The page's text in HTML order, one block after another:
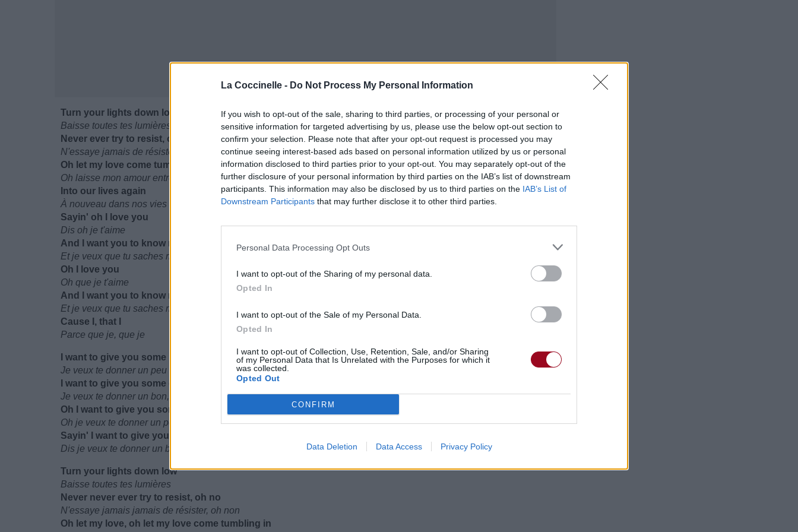
La Coccinelle - Do Not Process My Personal Information
If you wish to opt-out of the sale, sharing to third parties, or processing of your personal or
sensitive information for targeted advertising by us, please use the below opt-out section to
confirm your selection. Please note that after your opt-out request is processed you may
continue seeing interest-based ads based on personal information utilized by us or personal
information disclosed to third parties prior to your opt-out. You may separately opt-out of the
further disclosure of your personal information by third parties on the IAB’s list of downstream
participants. This information may also be disclosed by us to third parties on the IAB’s List of
Downstream Participants that may further disclose it to other third parties.
Personal Data Processing Opt Outs
I want to opt-out of the Sharing of my personal data.
Opted In
I want to opt-out of the Sale of my Personal Data.
Opted In
I want to opt-out of Collection, Use, Retention, Sale, and/or Sharing
of my Personal Data that Is Unrelated with the Purposes for which it
was collected.
Opted Out
CONFIRM
Data Deletion Data Access Privacy Policy
Turn your lights down low
Baisse toutes tes lumières
Never ever try to resist, oh no
N'essaye jamais de résister, oh non
Oh let my love come tumbling in
Oh laisse mon amour entrer
Into our lives again
À nouveau dans nos vies
Sayin' oh I love you
Dis oh je t'aime
And I want you to know right now
Et je veux que tu saches maintenant
Oh I love you
Oh que je t'aime
And I want you to know right now
Et je veux que tu saches maintenant
Cause I, that I
Parce que je, que je
I want to give you some love
Je veux te donner un peu d’amour
I want to give you some good, good loving
Je veux te donner un bon, bon moment de tendresse
Oh I want to give you some love
Oh je veux te donner un peu d’amour
Sayin' I want to give you some good, good loving
Dis je veux te donner un bon, bon moment de tendresse
Turn your lights down low
Baisse toutes tes lumières
Never never ever try to resist, oh no
N'essaye jamais jamais de résister, oh non
Oh let my love, oh let my love come tumbling in